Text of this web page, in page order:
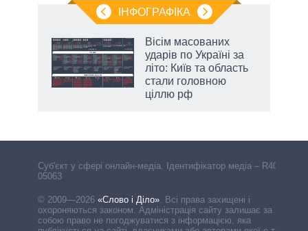
ІНФОГРАФІКА
Вісім масованих
ударів по Україні за
літо: Київ та область
стали головною
ціллю рф
Cуб'єкт у сфері онлайн-медіа. Ідентифікатор медіа – R40-
05063
© 2009—2026 «Слово і Діло»
Всі права захищені і
охороняються законом. Адміністрація сайту залишає за
собою право не погоджуватися з інформацією, яка